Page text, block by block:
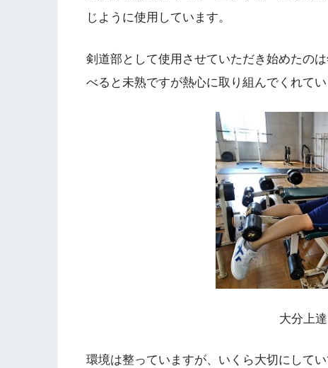
じように使用しています。
剣道部として使用させていただき始めたの
べると未熟ですが熱心に取り組んでくれてい
大分上
環境は整っていますが、いくら大切にして